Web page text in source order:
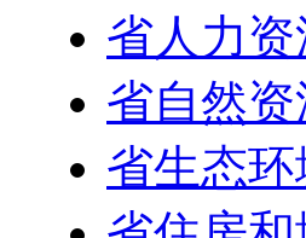
省人力
省自然
省生态